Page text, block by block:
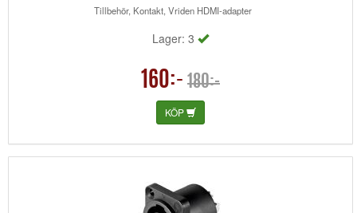
Tillbehör, Kontakt, Vriden HDMI-adapter
Lager: 3
160:- 180:-
KÖP